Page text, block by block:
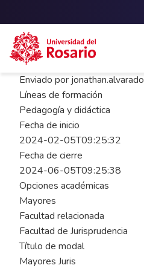
Pasar al contenido principal
Enviado por jonathan.alvarado
Líneas de formación
Pedagogía y didáctica
Fecha de inicio
2024-02-05T09:25:32
Fecha de cierre
2024-06-05T09:25:38
Opciones académicas
Mayores
Facultad relacionada
Facultad de Jurisprudencia
Título de modal
Mayores Juris